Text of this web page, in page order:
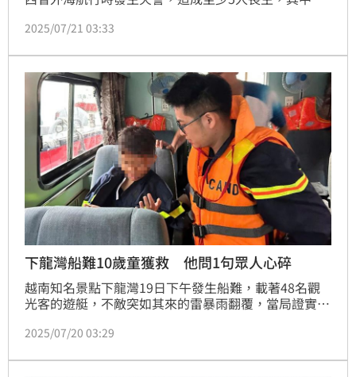
280名乘客與15名船員，最後獲救的倖存者人數竟高達
當中。
2025/07/21 03:33
下龍灣船難10歲童獲救 他問1句眾人心碎
越南知名景點下龍灣19日下午發生船難，載著48名觀
光客的遊艇，不敵突如其來的雷暴雨翻覆，當局證實38
歲男童N.M，恢復意識的他神清哀傷不時詢問：「爸媽
難以說出殘酷真相。
2025/07/20 03:29